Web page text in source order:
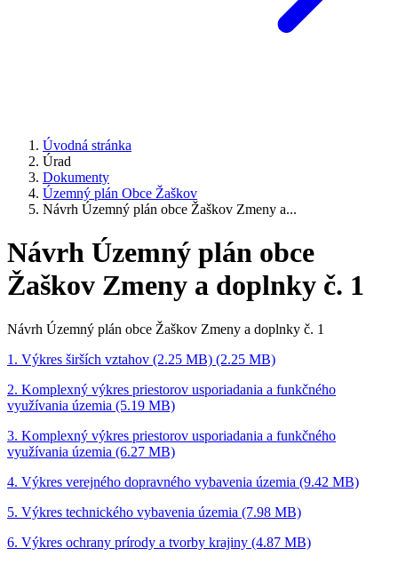
Úvodná stránka
Úrad
Dokumenty
Územný plán Obce Žaškov
Návrh Územný plán obce Žaškov Zmeny a...
Návrh Územný plán obce
Žaškov Zmeny a doplnky č. 1
Návrh Územný plán obce Žaškov Zmeny a doplnky č. 1
1. Výkres širších vztahov (2.25 MB) (2.25 MB)
2. Komplexný výkres priestorov usporiadania a funkčného
využívania územia (5.19 MB)
3. Komplexný výkres priestorov usporiadania a funkčného
využívania územia (6.27 MB)
4. Výkres verejného dopravného vybavenia územia (9.42 MB)
5. Výkres technického vybavenia územia (7.98 MB)
6. Výkres ochrany prírody a tvorby krajiny (4.87 MB)